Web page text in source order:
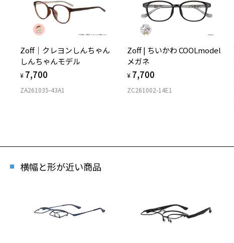
Zoff｜クレヨンしんちゃん
しんちゃんモデル
¥ 7,700
ZA261035-43A1
Zoff | ちいかわ COOLmodel
メガネ
¥ 7,700
ZC261002-14E1
横幅と形が近い商品